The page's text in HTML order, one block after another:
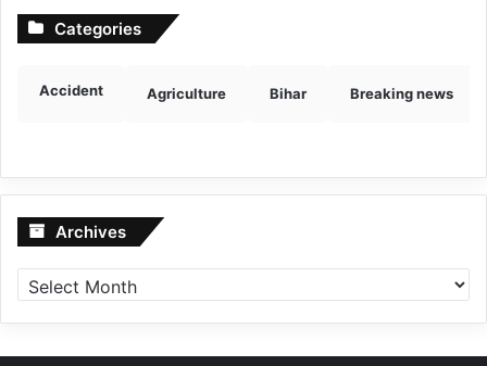
Categories
Accident Agriculture Bihar Breaking news
Archives Archives